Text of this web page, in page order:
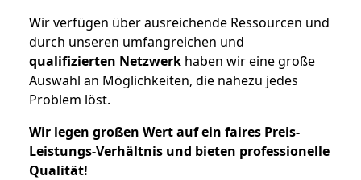
Wir verfügen über ausreichende Ressourcen und
durch unseren umfangreichen und
qualifizierten Netzwerk haben wir eine große
Auswahl an Möglichkeiten, die nahezu jedes
Problem löst.
Wir legen großen Wert auf ein faires Preis-
Leistungs-Verhältnis und bieten professionelle
Qualität!